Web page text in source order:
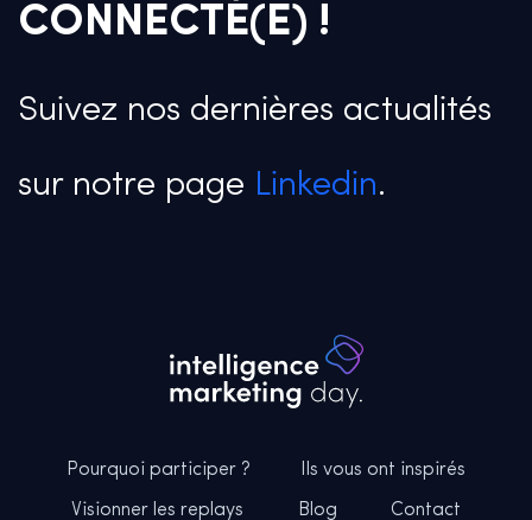
CONNECTÉ(E) !
Suivez nos dernières actualités
sur notre page Linkedin.
Pourquoi participer ? Ils vous ont inspirés
Visionner les replays Blog Contact